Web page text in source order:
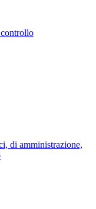
di amministrazione,